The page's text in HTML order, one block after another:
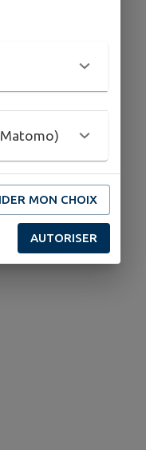
clics sur le
mais fait
https://www.service-public.fr/particuliers/vosdroits/R16396
MON CHOIX
AUTORISER